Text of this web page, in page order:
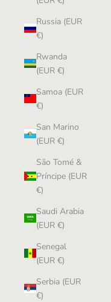
Russia (EUR
€)
Rwanda
(EUR €)
Samoa (EUR
€)
San Marino
(EUR €)
São Tomé &
Príncipe (EUR
€)
Saudi Arabia
(EUR €)
Senegal
(EUR €)
Serbia (EUR
€)